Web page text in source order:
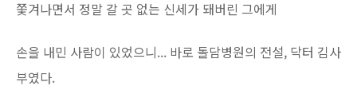
쫓겨나면서 정말 갈 곳 없는 신세가 돼버린 그에게
손을 내민 사람이 있었으니... 바로 돌담병원의 전설, 닥터 김사
부였다.